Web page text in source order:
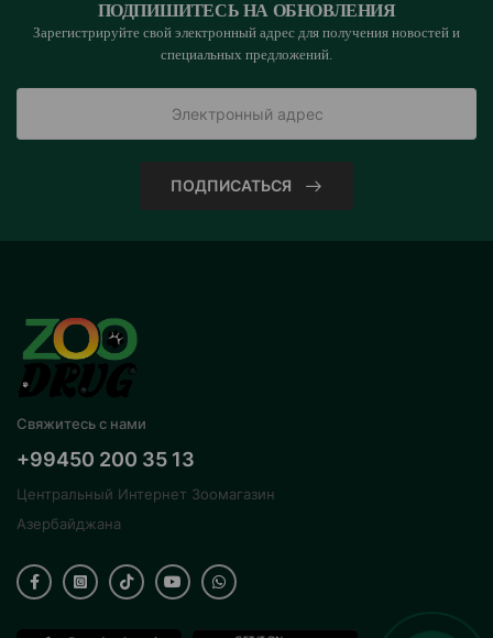
ПОДПИШИТЕСЬ НА ОБНОВЛЕНИЯ
Зарегистрируйте свой электронный адрес для получения новостей и
специальных предложений.
ПОДПИСАТЬСЯ
Свяжитесь с нами
+99450 200 35 13
Центральный Интернет Зоомагазин
Азербайджана